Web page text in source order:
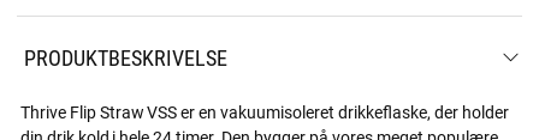
PRODUKTBESKRIVELSE
Thrive Flip Straw VSS er en vakuumisoleret drikkeflaske, der holder